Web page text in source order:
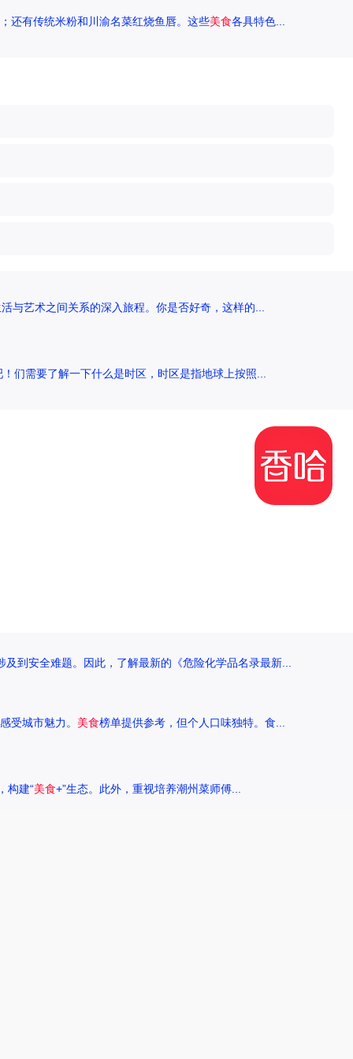
还有传统米粉和川渝名菜红烧鱼唇。这些美食各具特色...
与艺术之间关系的深入旅程。你是否好奇，这样的...
们需要了解一下什么是时区，时区是指地球上按照...
到安全难题。因此，了解最新的《危险化学品名录最新...
受城市魅力。 美食榜单提供参考，但个人口味独特。食...
构建“美食+”生态。此外，重视培养潮州菜师傅...